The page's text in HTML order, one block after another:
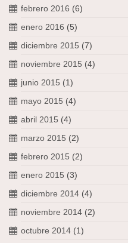
febrero 2016 (6)
enero 2016 (5)
diciembre 2015 (7)
noviembre 2015 (4)
junio 2015 (1)
mayo 2015 (4)
abril 2015 (4)
marzo 2015 (2)
febrero 2015 (2)
enero 2015 (3)
diciembre 2014 (4)
noviembre 2014 (2)
octubre 2014 (1)